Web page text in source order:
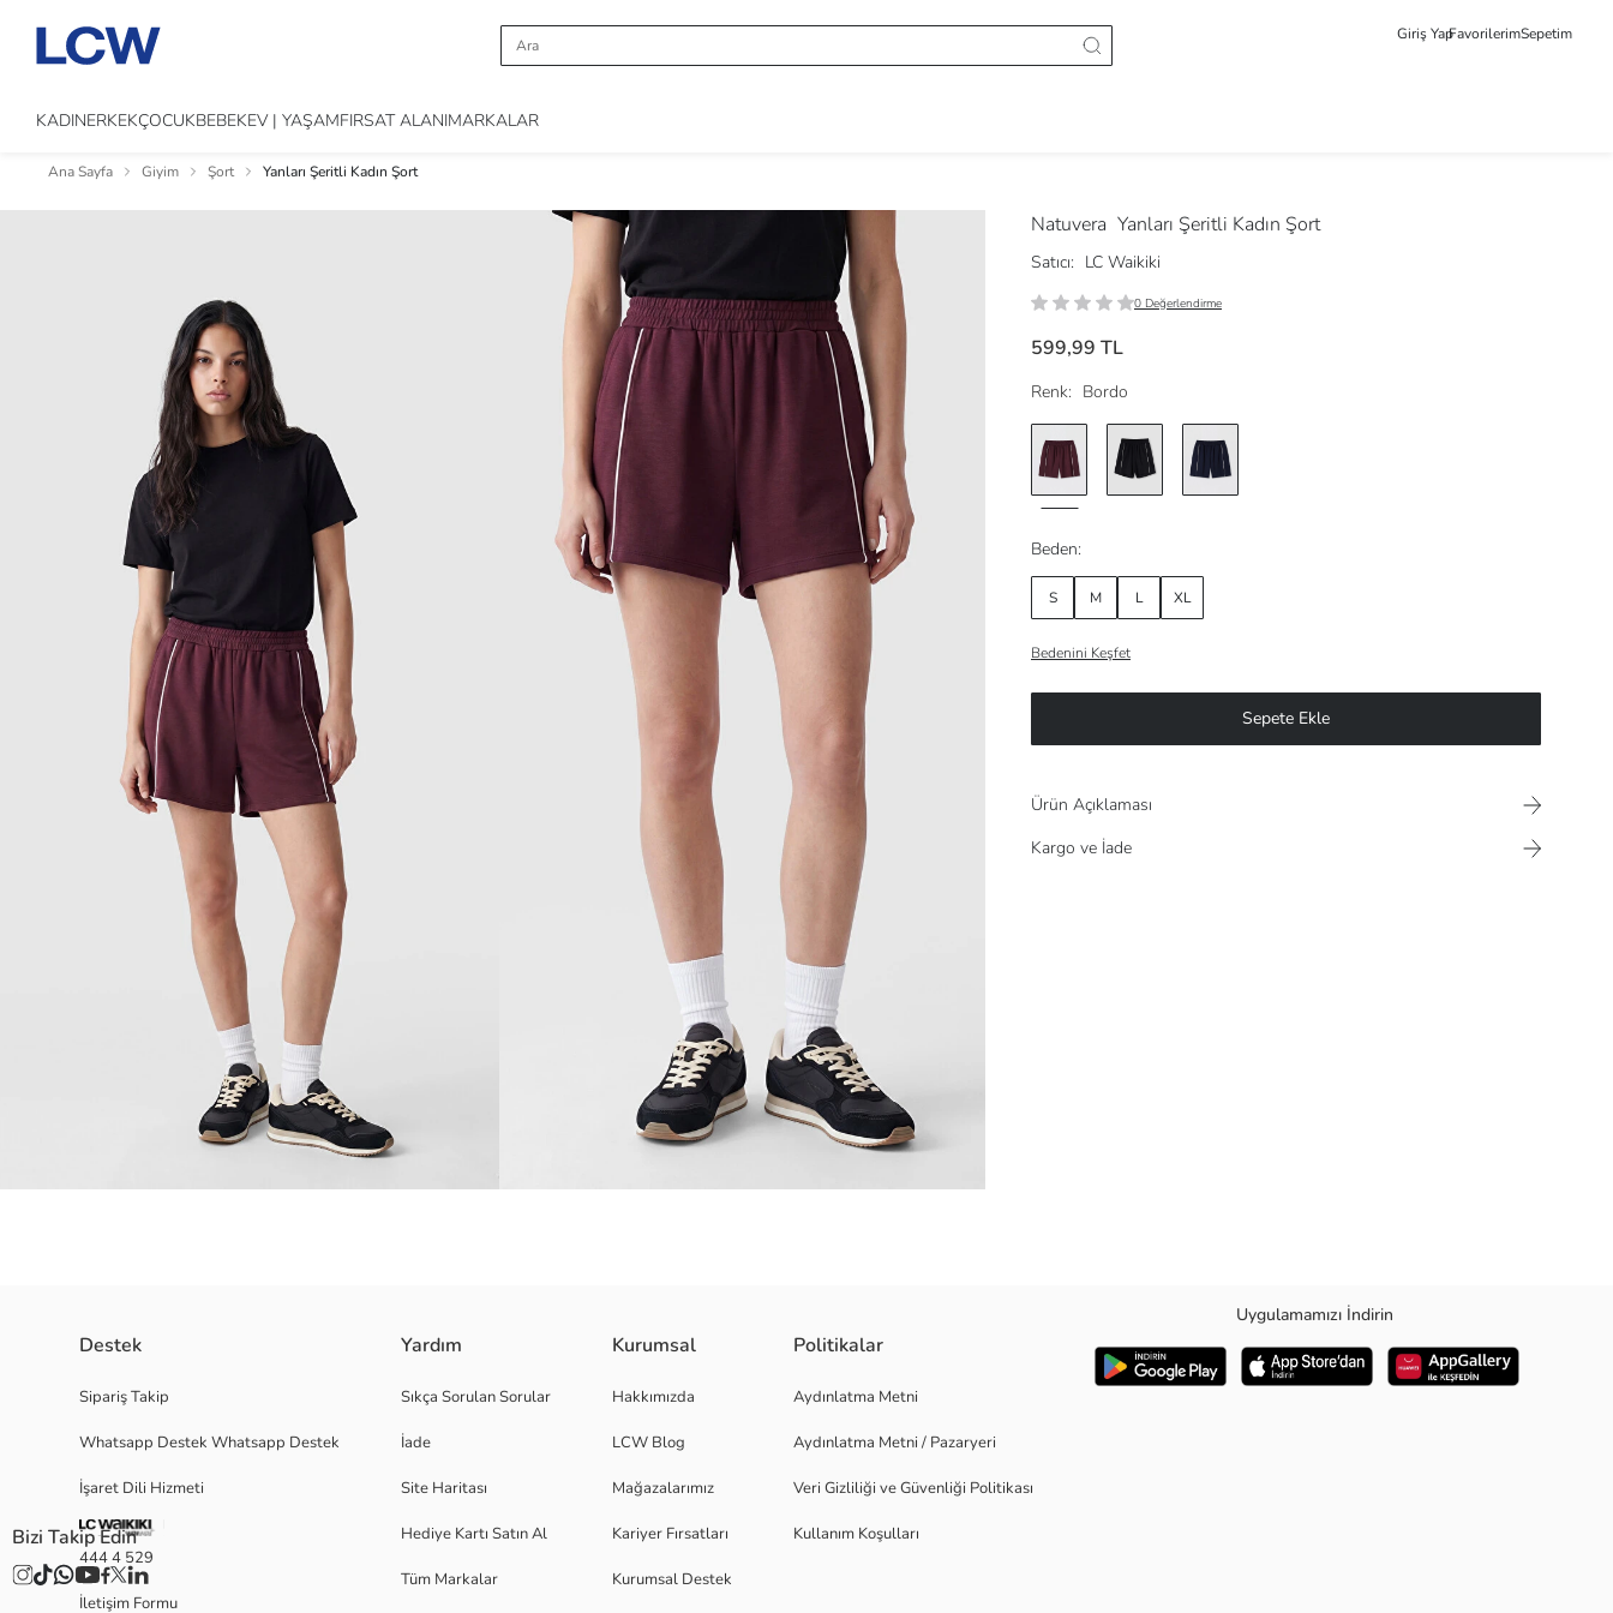
Giriş YapFavorilerimSepetim
KADINERKEKÇOCUKBEBEKEV | YAŞAMFIRSAT ALANIMARKALAR
Ana Sayfa Giyim Şort Yanları Şeritli Kadın Şort
Natuvera Yanları Şeritli Kadın Şort
Satıcı: LC Waikiki
0 Değerlendirme
599,99 TL
Renk: Bordo
Beden:
S M L XL
Bedenini Keşfet
Sepete Ekle
Ürün Açıklaması
Kargo ve İade
Ana Kumaş:
Destek
Sipariş Takip
Whatsapp Destek Whatsapp Destek
İşaret Dili Hizmeti
444 4 529
İletişim Formu
Yardım
Sıkça Sorulan Sorular
İade
Site Haritası
Hediye Kartı Satın Al
Tüm Markalar
Kurumsal
Hakkımızda
LCW Blog
Mağazalarımız
Kariyer Fırsatları
Kurumsal Destek
Politikalar
Aydınlatma Metni
Aydınlatma Metni / Pazaryeri
Veri Gizliliği ve Güvenliği Politikası
Kullanım Koşulları
Uygulamamızı İndirin
Bizi Takip Edin